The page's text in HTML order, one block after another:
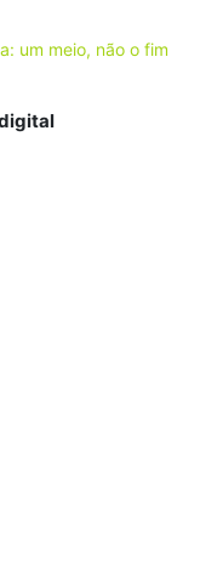
um meio, não o fim